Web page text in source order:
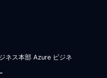
ネス本部 Azure ビジネ